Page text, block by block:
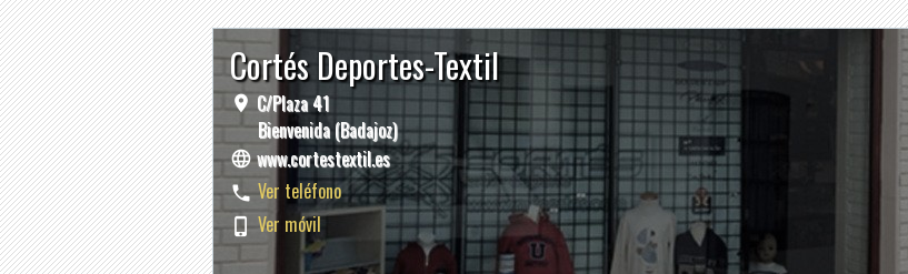
Cortés Deportes-Textil
C/Plaza 41
Bienvenida (Badajoz)
www.cortestextil.es
Ver teléfono
Ver móvil